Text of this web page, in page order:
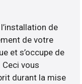
de
de votre
et s’occupe de
vous
durant la mise